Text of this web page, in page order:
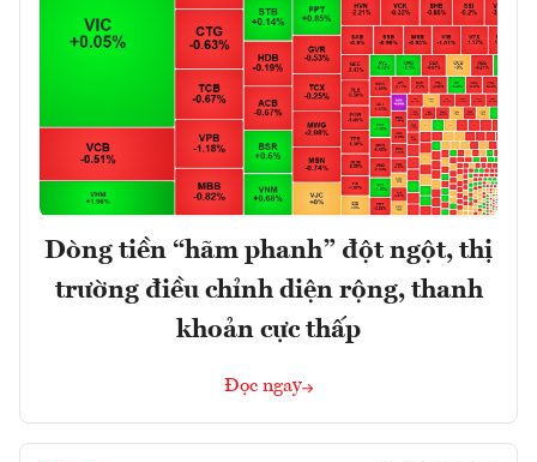
Dòng tiền “hãm phanh” đột ngột, thị
trường điều chỉnh diện rộng, thanh
khoản cực thấp
Đọc ngay